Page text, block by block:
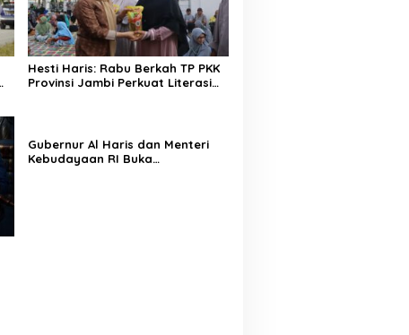
Hesti Haris: Rabu Berkah TP PKK
Provinsi Jambi Perkuat Literasi
Gubernur Al Haris dan Menteri
Kebudayaan RI Buka